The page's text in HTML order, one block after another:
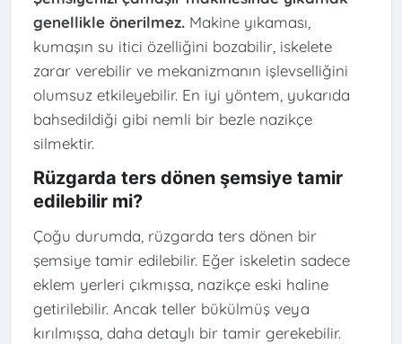
genellikle önerilmez.Makine yıkaması,
kumaşın su itici özelliğini bozabilir, iskelete
zarar verebilir ve mekanizmanın işlevselliğini
olumsuz etkileyebilir. En iyi yöntem, yukarıda
bahsedildiği gibi nemli bir bezle nazikçe
silmektir.
Rüzgarda ters dönen şemsiye tamir
edilebilir mi?
Çoğu durumda, rüzgarda ters dönen bir
şemsiye tamir edilebilir. Eğer iskeletin sadece
eklem yerleri çıkmışsa, nazikçe eski haline
getirilebilir. Ancak teller bükülmüş veya
kırılmışsa, daha detaylı bir tamir gerekebilir.